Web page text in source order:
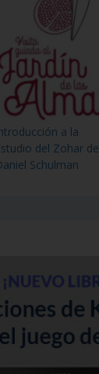
a la
del Zohar de
Schulman